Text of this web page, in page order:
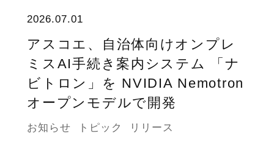
2026.07.01
アスコエ、自治体向けオンプレ
ミスAI手続き案内システム 「ナ
ビトロン」を NVIDIA Nemotron
オープンモデルで開発
お知らせ トピック リリース